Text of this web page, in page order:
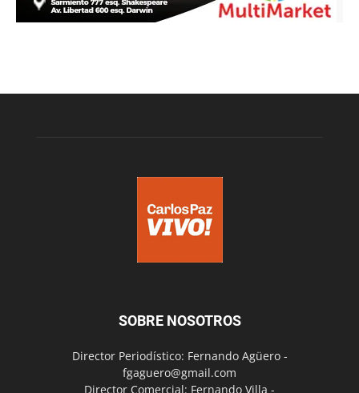
SOBRE NOSOTROS
Director Periodístico: Fernando Agüero -
fgaguero@gmail.com
Director Comercial: Fernando Villa -